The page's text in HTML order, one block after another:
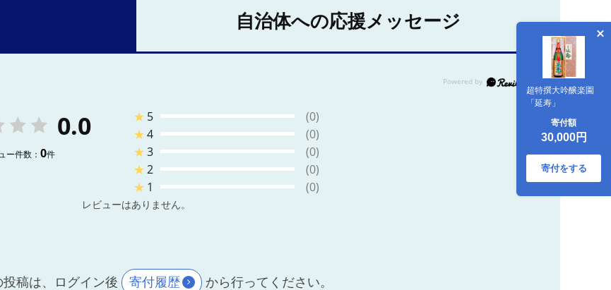
超特撰大吟醸楽園
「延寿」
寄付額
30,000円
寄付をする
自治体への応援メッセージ
0.0
ー件数： 0件
★ 5
(0)
★4
(0)
★3
(0)
★2
(0)
★ 1 (0)
レビューはありません。
投稿は、ログイン後 寄付履歴 から行ってください。